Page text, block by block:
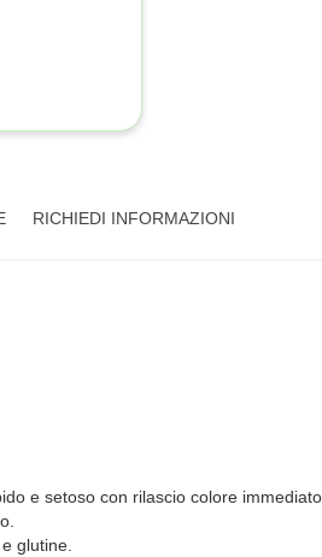
RICHIEDI INFORMAZIONI
e setoso con rilascio colore
glutine.